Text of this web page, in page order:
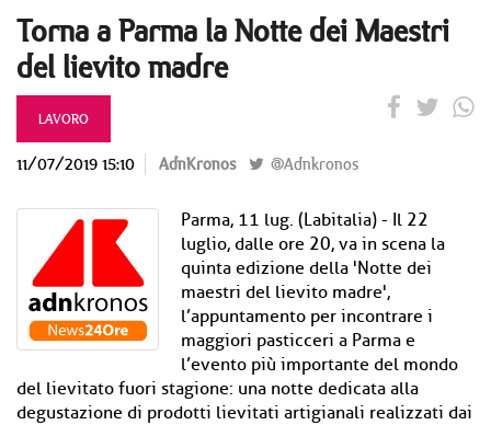
Torna a Parma la Notte dei Maestri
del lievito madre
LAVORO
11/07/2019 15:10 AdnKronos @Adnkronos
Parma, 11 lug. (Labitalia) - Il 22
luglio, dalle ore 20, va in scena la
quinta edizione della 'Notte dei
maestri del lievito madre',
l’appuntamento per incontrare i
maggiori pasticceri a Parma e
l’evento più importante del mondo
del lievitato fuori stagione: una notte dedicata alla
degustazione di prodotti lievitati artigianali realizzati dai